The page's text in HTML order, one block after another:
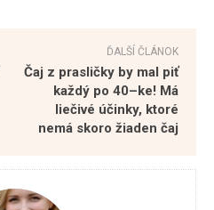
ĎALŠÍ ČLÁNOK
Čaj z prasličky by mal piť
každý po 40–ke! Má
liečivé účinky, ktoré
nemá skoro žiaden čaj